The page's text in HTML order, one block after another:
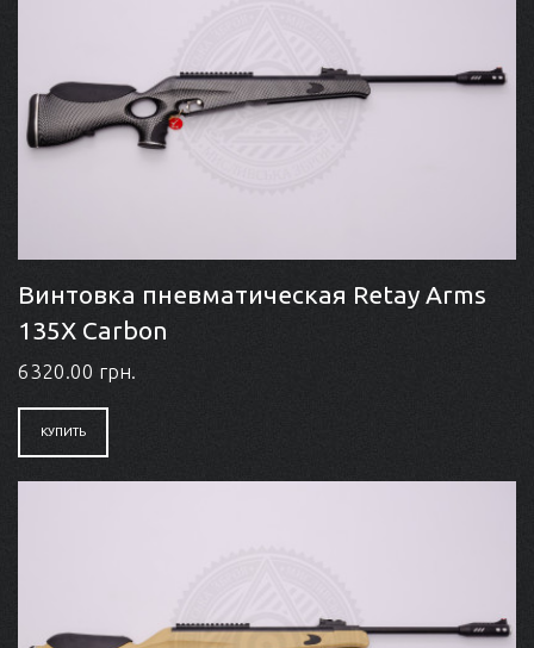
Винтовка пневматическая Retay Arms
135X Carbon
6320.00 грн.
КУПИТЬ